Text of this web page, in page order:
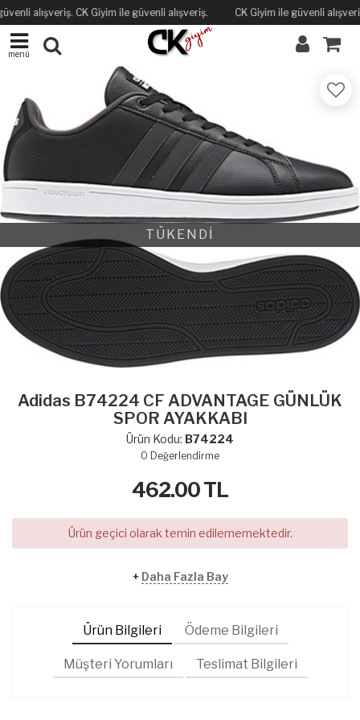
alışveriş. CK Giyim ile güvenli alışveriş. CK Giyim ile güvenli
menü
TÜKENDİ
Adidas B74224 CF ADVANTAGE GÜNLÜK
SPOR AYAKKABI
Ürün Kodu: B74224
0 Değerlendirme
462.00TL
Ürün geçici olarak temin edilememektedir.
+ Daha Fazla Bay
Ürün Bilgileri Ödeme Bilgileri
Müşteri Yorumları Teslimat Bilgileri